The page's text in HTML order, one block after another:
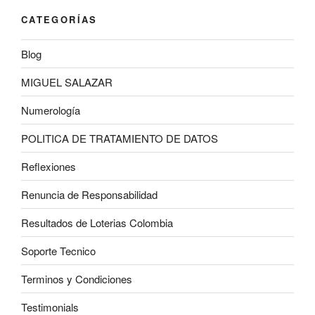
CATEGORÍAS
Blog
MIGUEL SALAZAR
Numerología
POLITICA DE TRATAMIENTO DE DATOS
Reflexiones
Renuncia de Responsabilidad
Resultados de Loterias Colombia
Soporte Tecnico
Terminos y Condiciones
Testimonials